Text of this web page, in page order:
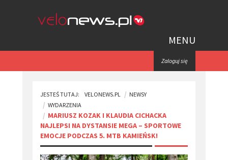
MENU
Zaloguj się
JESTEŚ TUTAJ: VELONEWS.PL
NEWSY
WYDARZENIA
​MARIUSZ KOZAK I KLAUDIA CICHACKA
NAJLEPSI NA DYSTANSIE MEGA – SPORTOWE
EMOCJE PODCZAS 5. MTB KAMIEŃSK!